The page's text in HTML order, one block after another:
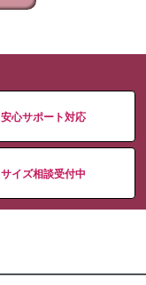
安心サポート対応
サイズ相談受付中